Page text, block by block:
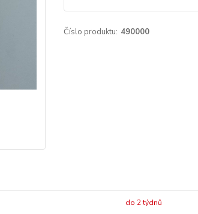
Číslo produktu: 490000
do 2 týdnů